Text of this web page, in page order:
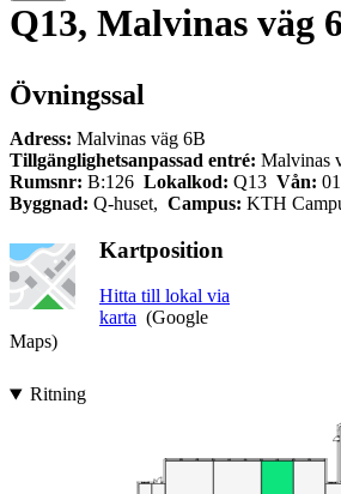
Q13, Malvinas väg
Övningssal
Adress: Malvinas väg 6B
Tillgänglighetsanpassad entré: Malvinas
Rumsnr: B:126 Lokalkod: Q13 Vån: 01
Byggnad: Q-huset, Campus: KTH
Kartposition
Hitta till lokal via
karta (Google
Maps)
Ritning